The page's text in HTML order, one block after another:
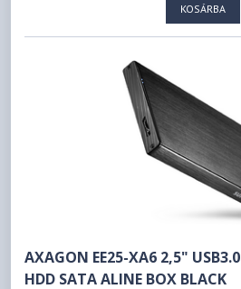
KOSÁRBA
AXAGON EE25-XA6 2,5" USB3.0
HDD SATA ALINE BOX BLACK